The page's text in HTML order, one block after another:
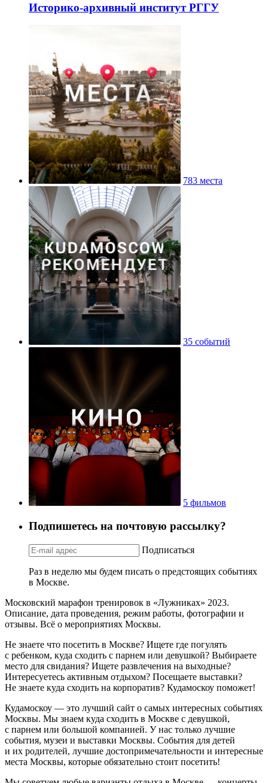
Историко-архивный институт РГГУ
783 места
35 событий
5 фильмов
Подпишетесь на почтовую рассылку?
Подписаться
Раз в неделю мы будем писать о предстоящих событиях
в Москве.
Московский марафон тренировок в «Лужниках» 2023.
Описание, дата проведения, режим работы, фотографии и
отзывы. Всё о мероприятиях Москвы.
Не знаете что посетить в Москве? Ищете где погулять
с ребенком, куда сходить с парнем или девушкой? Выбираете
место для свидания? Ищете развлечения на выходные?
Интересуетесь активным отдыхом? Посещаете выставки?
Не знаете куда сходить на корпоратив? Кудамоскоу поможет!
Кудамоскоу — это лучший сайт о самых интересных событиях
Москвы. Мы знаем куда сходить в Москве с девушкой,
с парнем или большой компанией. У нас только лучшие
события, музеи и выставки Москвы. События для детей
и их родителей, лучшие достопримечательности и интересные
места Москвы, которые обязательно стоит посетить!